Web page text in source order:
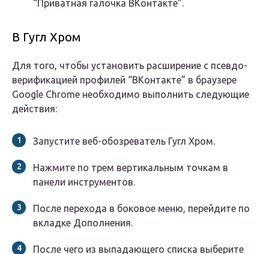
“Приватная галочка ВКонтакте”.
В Гугл Хром
Для того, чтобы установить расширение с псевдо-
верификацией профилей “ВКонтакте” в браузере
Google Chrome необходимо выполнить следующие
действия:
Запустите веб-обозреватель Гугл Хром.
Нажмите по трем вертикальным точкам в
панели инструментов.
После перехода в боковое меню, перейдите по
вкладке Дополнения.
После чего из выпадающего списка выберите